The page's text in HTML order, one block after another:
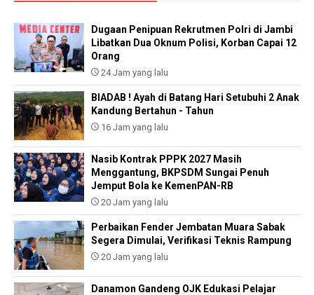
Dugaan Penipuan Rekrutmen Polri di Jambi
Libatkan Dua Oknum Polisi, Korban Capai 12
Orang
24 Jam yang lalu
BIADAB ! Ayah di Batang Hari Setubuhi 2 Anak
Kandung Bertahun - Tahun
16 Jam yang lalu
Nasib Kontrak PPPK 2027 Masih
Menggantung, BKPSDM Sungai Penuh
Jemput Bola ke KemenPAN-RB
20 Jam yang lalu
Perbaikan Fender Jembatan Muara Sabak
Segera Dimulai, Verifikasi Teknis Rampung
20 Jam yang lalu
Danamon Gandeng OJK Edukasi Pelajar